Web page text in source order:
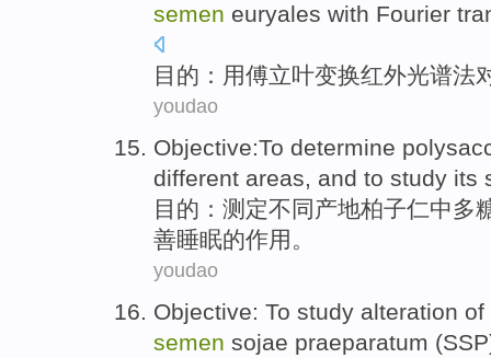
semen euryales with Fourier
目的 ： 用傅立叶变换红外光谱法
youdao
Objective:To determine
different areas, and to study its
目的 ： 测定不同产地柏子仁中多
善睡眠的作用 。
youdao
Objective: To study alteration of
semen sojae praeparatum (SSP